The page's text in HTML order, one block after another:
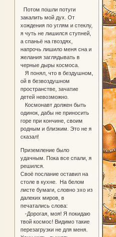
Потом пошли потуги
закалить мой дух. От
хождения по углям и стеклу,
я чуть не лишился ступней,
а спаньё на гвоздях,
напрочь лишило меня сна и
желания заглядывать в
черные дыры космоса.
Я понял, что в бездушном,
ой в безвоздушном
пространстве, зачатие
детей невозможно.
Космонавт должен быть
одинок, дабы не приносить
горе при кончине, своим
родным и близким. Это не я
сказал!
Приземление было
удачным. Пока все спали, я
решился.
Своё послание оставил на
столе в кухне. На белом
листе бумаги, словно эхо из
далеких миров, в
печатались слова:
-Дорогая, моя! Я покидаю
твой космос! Видимо такие
перезагрузки не для меня.